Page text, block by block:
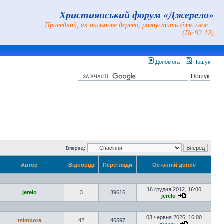
Християнський форум «Джерело»
Праведний, як пальмове дерево, розпустить гіллє своє...
(Пс.92:12)
Допомога Пошук
Вперед:
Автор Відповіді Перегляди Останній допис
jerelo 3 39616
16 грудня 2012, 16:00
jerelo
tsimbora 42 46597
03 червня 2026, 16:00